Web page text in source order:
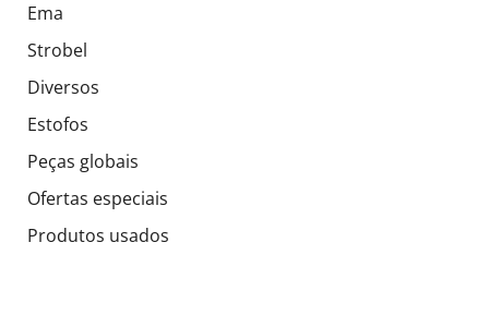
Ema
Strobel
Diversos
Estofos
Peças globais
Ofertas especiais
Produtos usados